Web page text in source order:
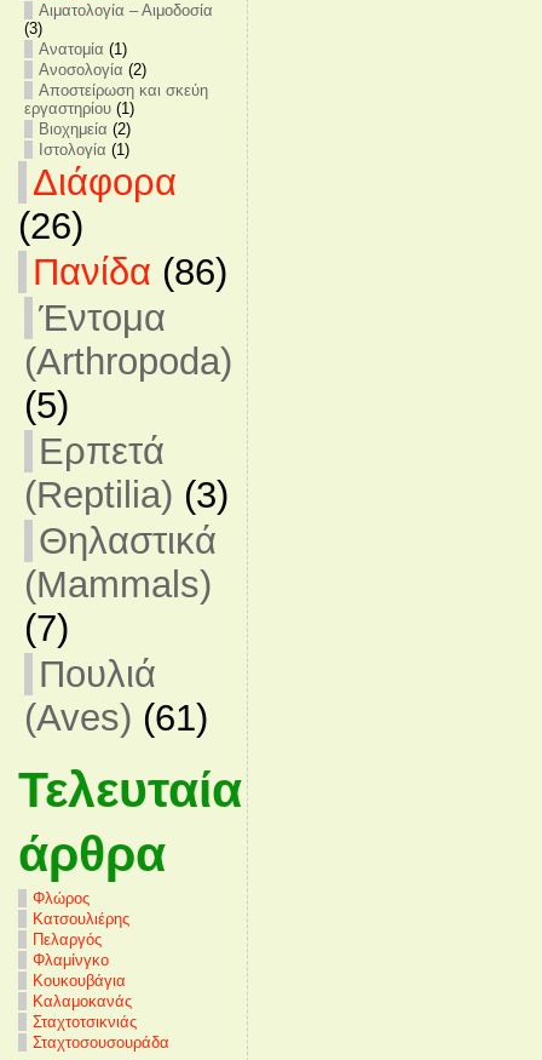
Αιματολογία – Αιμοδοσία
(3)
Ανατομία (1)
Ανοσολογία (2)
Αποστείρωση και σκεύη
εργαστηρίου(1)
Βιοχημεία (2)
Ιστολογία (1)
Διάφορα
(26)
Πανίδα (86)
Έντομα
(Arthropoda)
(5)
Ερπετά
(Reptilia) (3)
Θηλαστικά
(Mammals)
(7)
Πουλιά
(Aves) (61)
Τελευταία
άρθρα
Φλώρος
Κατσουλιέρης
Πελαργός
Φλαμίνγκο
Κουκουβάγια
Καλαμοκανάς
Σταχτοτσικνιάς
Σταχτοσουσουράδα